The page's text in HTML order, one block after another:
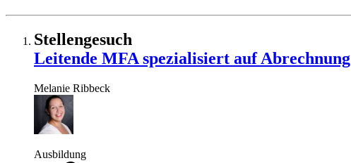
Stellengesuch
Leitende MFA spezialisiert auf Abrechnung
Melanie Ribbeck
Ausbildung